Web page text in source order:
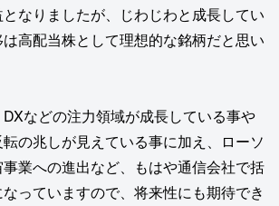
なりましたが、じわじわと成長してい
高配当株として理想的な銘柄だと思い
などの注力領域が成長している事や
の兆しが見えている事に加え、ローソ
業への進出など、もはや通信会社で括
っていますので、将来性にも期待でき